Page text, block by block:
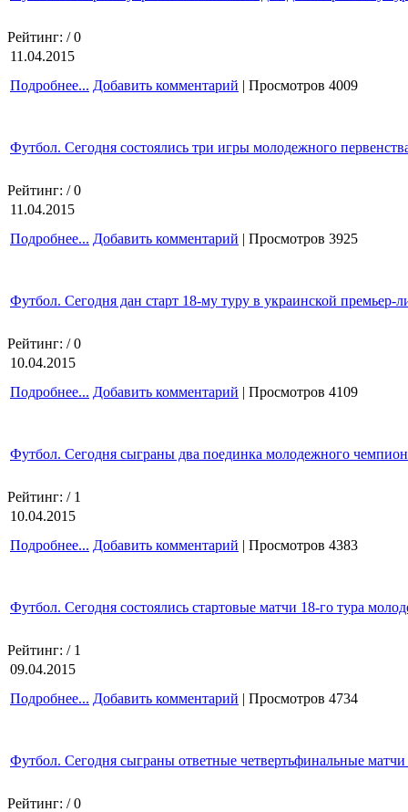
Рейтинг: / 0
11.04.2015
Подробнее... Добавить комментарий | Просмотров 4009
Футбол. Сегодня состоялись три игры молодежного
Рейтинг: / 0
11.04.2015
Подробнее... Добавить комментарий | Просмотров 3925
Футбол. Сегодня дан старт 18-му туру в украинской премьер-
Рейтинг: / 0
10.04.2015
Подробнее... Добавить комментарий | Просмотров 4109
Футбол. Сегодня сыграны два поединка молодежного
Рейтинг: / 1
10.04.2015
Подробнее... Добавить комментарий | Просмотров 4383
Футбол. Сегодня состоялись стартовые матчи 18-го тура
Рейтинг: / 1
09.04.2015
Подробнее... Добавить комментарий | Просмотров 4734
Футбол. Сегодня сыграны ответные четвертьфинальные
Рейтинг: / 0